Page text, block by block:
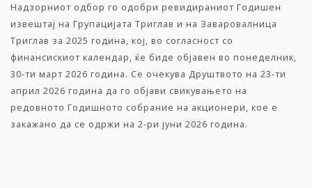
Надзорниот одбор го одобри ревидираниот Годишен
извештај на Групацијата Триглав и на Заваровалница
Триглав за 2025 година, кој, во согласност со
финансискиот календар, ќе биде објавен во понеделник,
30-ти март 2026 година. Се очекува Друштвото на 23-ти
април 2026 година да го објави свикувањето на
редовното Годишното собрание на акционери, кое е
закажано да се одржи на 2-ри јуни 2026 година.